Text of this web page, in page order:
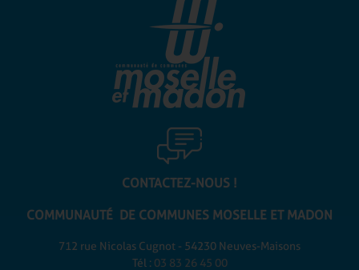
CONTACTEZ-NOUS !
COMMUNAUTÉ DE COMMUNES MOSELLE ET MADON
712 rue Nicolas Cugnot - 54230 Neuves-Maisons
Tél : 03 83 26 45 00